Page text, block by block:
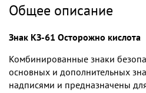
Общее описание
Знак КЗ-61 Осторожно кислота
Комбинированные знаки
основных и дополнительных
надписями и предназначены